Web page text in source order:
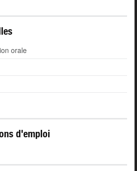
orale
d'emploi